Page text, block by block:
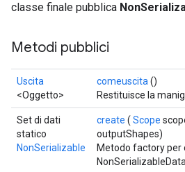
classe finale pubblica
Metodi pubblici
Uscita
<Oggetto>
comeuscita ()
Restituisce la
Set di dati
statico
NonSerializable
create ( Scope
outputShapes)
Metodo factory per